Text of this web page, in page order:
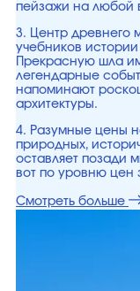
пейзажи на любой
3. Центр древнего
учебников
Прекрасную шла
легендарные
напоминают
архитектуры.
4. Разумные цены
природных,
оставляет позади
вот по уровню цен
Смотреть больше